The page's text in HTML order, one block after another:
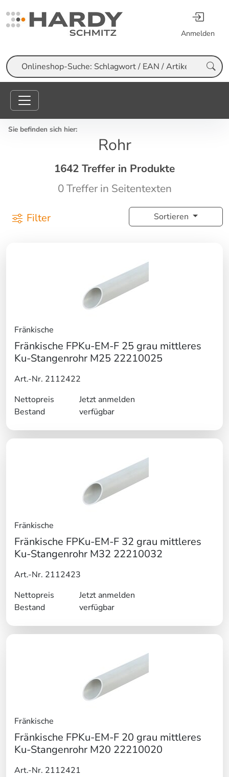
Anmelden
Suche
Sie befinden sich hier:
Rohr
1642 Treffer in Produkte
0 Treffer in Seitentexten
Filter Sortieren
Fränkische
Fränkische FPKu-EM-F 25 grau mittleres
Ku-Stangenrohr M25 22210025
Art.-Nr. 2112422
Nettopreis
Jetzt anmelden
Bestand
verfügbar
Fränkische
Fränkische FPKu-EM-F 32 grau mittleres
Ku-Stangenrohr M32 22210032
Art.-Nr. 2112423
Nettopreis
Jetzt anmelden
Bestand
verfügbar
Fränkische
Fränkische FPKu-EM-F 20 grau mittleres
Ku-Stangenrohr M20 22210020
Art.-Nr. 2112421